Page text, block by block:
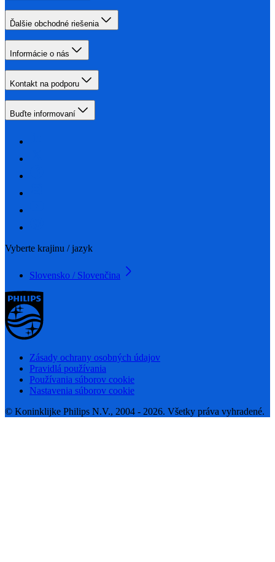
Ďalšie obchodné riešenia
Informácie o nás
Kontakt na podporu
Buďte informovaní
Vyberte krajinu / jazyk
Slovensko / Slovenčina
Zásady ochrany osobných údajov
Pravidlá používania
Používania súborov cookie
Nastavenia súborov cookie
© Koninklijke Philips N.V., 2004 - 2026. Všetky práva vyhradené.